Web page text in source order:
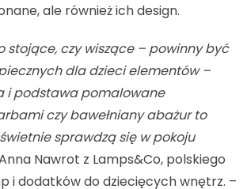
ale również ich design.
stojące, czy wiszące – powinny być
dla dzieci elementów –
i podstawa pomalowane
czy bawełniany abażur to
sprawdzą się w pokoju
Nawrot z Lamps&Co, polskiego
i dodatków do dziecięcych wnętrz. –